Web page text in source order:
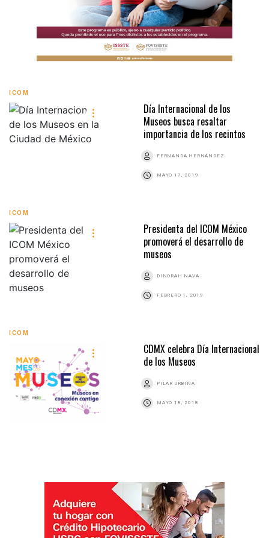
ICOM
Día Internacional de los
Museos busca resaltar
importancia de los recintos
FERNANDA HERNÁNDEZ
MAYO 17, 2019
ICOM
Presidenta del ICOM México
promoverá el desarrollo de
museos
DINORAH NAVA
FEBRERO 1, 2019
ICOM
CDMX celebra Día Internacional
de los Museos
PILAR URBINA
MAYO 18, 2018